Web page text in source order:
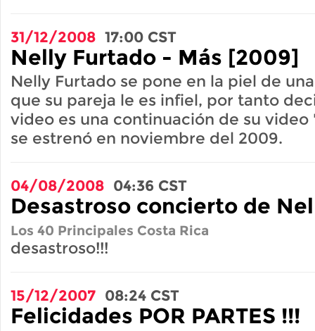
31/12/2008 17:00 CST
Nelly Furtado - Más [2009]
Nelly Furtado se pone en la piel de
que su pareja le es infiel, por tanto
video es una continuación de su video
se estrenó en noviembre del 2009.
04/08/2008 04:36 CST
Desastroso concierto de
Los 40 Principales Costa Rica
desastroso!!!
15/12/2007 08:24 CST
Felicidades POR PARTES !!!